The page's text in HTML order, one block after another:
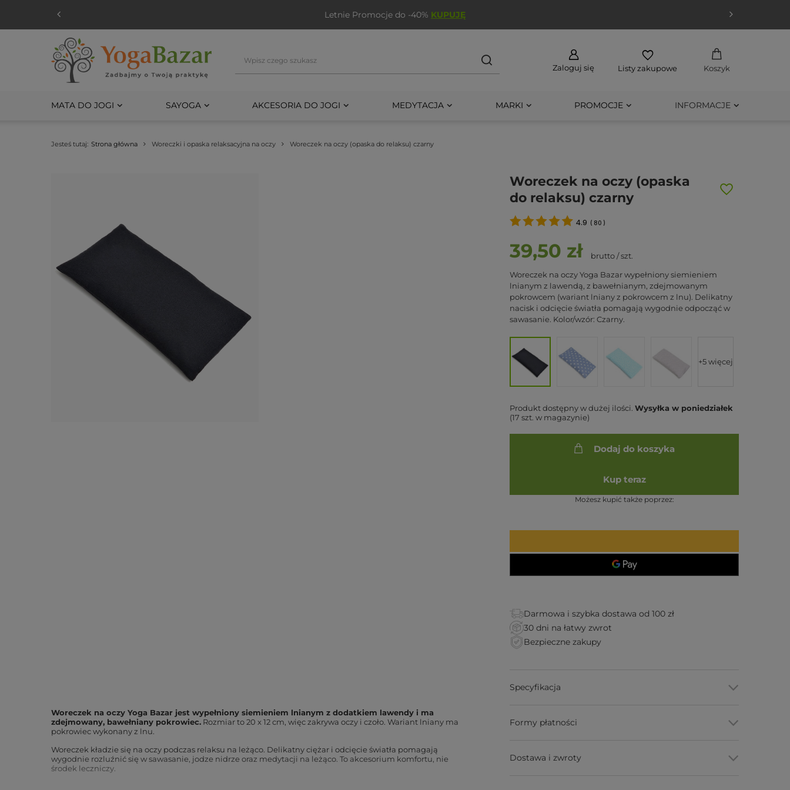
Letnie Promocje do -40% KUPUJĘ
Zaloguj się Listy zakupowe Koszyk
MATA DO JOGI SAYOGA AKCESORIA DO JOGI MEDYTACJA MARKI PROMOCJE INFORMACJE
Jesteś tutaj: Strona główna Woreczki i opaska relaksacyjna na oczy Woreczek na oczy (opaska do relaksu) czarny
Woreczek na oczy (opaska
do relaksu) czarny
4.9 ( 80 )
39,50 zł brutto/szt.
Woreczek na oczy Yoga Bazar wypełniony siemieniem
lnianym z lawendą, z bawełnianym, zdejmowanym
pokrowcem (wariant lniany z pokrowcem z lnu). Delikatny
nacisk i odcięcie światła pomagają wygodnie odpocząć w
sawasanie. Kolor/wzór: Czarny.
+5 więcej
Produkt dostępny w dużej ilości Wysyłkaw poniedziałek
(17 szt. w magazynie)
Dodaj do koszyka
Kup teraz
Możesz kupić także poprzez:
Darmowa i szybka dostawa od 100 zł
30 dni na łatwy zwrot
Bezpieczne zakupy
Woreczek na oczy Yoga Bazar jest wypełniony siemieniem lnianym z dodatkiem lawendy i ma
zdejmowany, bawełniany pokrowiec. Rozmiar to 20 x 12 cm, więc zakrywa oczy i czoło. Wariant lniany ma
pokrowiec wykonany z lnu.
Woreczek kładzie się na oczy podczas relaksu na leżąco. Delikatny ciężar i odcięcie światła pomagają
wygodnie rozluźnić się w sawasanie, jodze nidrze oraz medytacji na leżąco. To akcesorium komfortu, nie
środek leczniczy.
Specyfikacja
Formy płatności
Dostawa i zwroty